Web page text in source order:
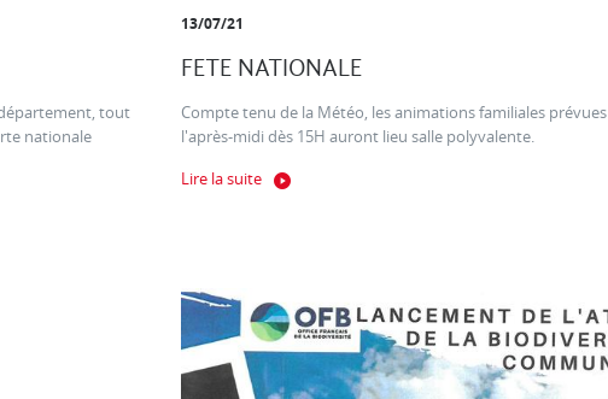
tout
nationale
13/07/21
FETE NATIONALE
Compte tenu de la Météo, les animations familiales prévues
l'après-midi dès 15H auront lieu salle polyvalente.
Lire la suite